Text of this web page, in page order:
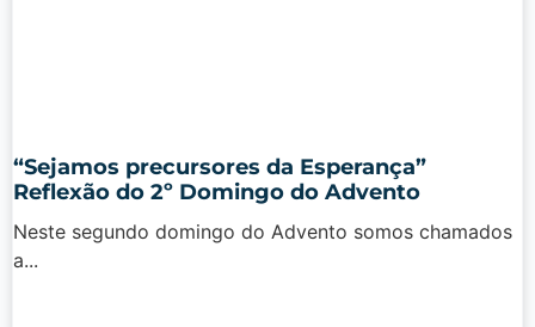
“Sejamos precursores da Esperança”
Reflexão do 2º Domingo do Advento
Neste segundo domingo do Advento somos chamados
a...